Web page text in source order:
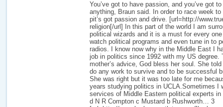
You’ve got to have passion, and you’ve got
anything, Braun said. In order to race week
pit’s got passion and drive. [url=http://
religion[/url] In this part of the world I am
political wizards and it is a must for every
watch political programs and even tune in to
radios. I know now why in the Middle East I
job in politics since 1992 with my US degree.
mother’s advice, God bless her soul. She
do any work to survive and to be successful
She was right but it was too late for me
years studying politics in UCLA.Sometimes I
services of Middle Eastern political experts in
d N R Compton c Mustard b Rushworth… 3